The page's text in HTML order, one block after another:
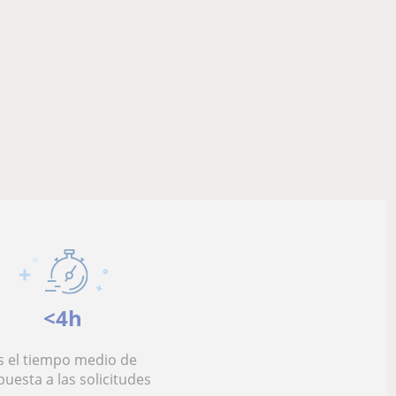
<4h
el tiempo medio de
a las solicitudes